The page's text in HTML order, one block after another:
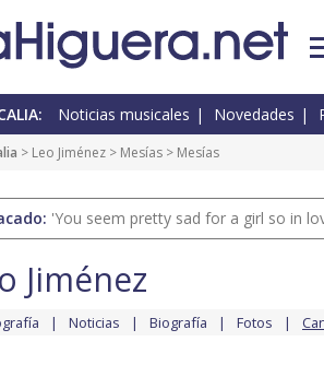
Noticias musicales Novedades
> Leo Jiménez > Mesías > Mesías
'You seem pretty sad for a girl so in
Jiménez
Noticias Biografía Fotos